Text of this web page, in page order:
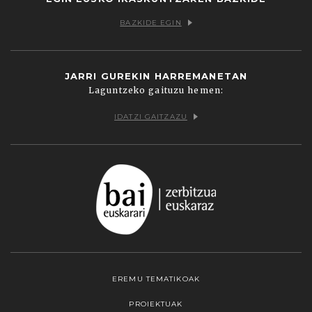
BAZKIDE EGIN
JARRI GUREKIN HARREMANETAN
Laguntzeko gaituzu hemen:
IDATZI GAITZAZU
EREMU TEMATIKOAK
PROIEKTUAK